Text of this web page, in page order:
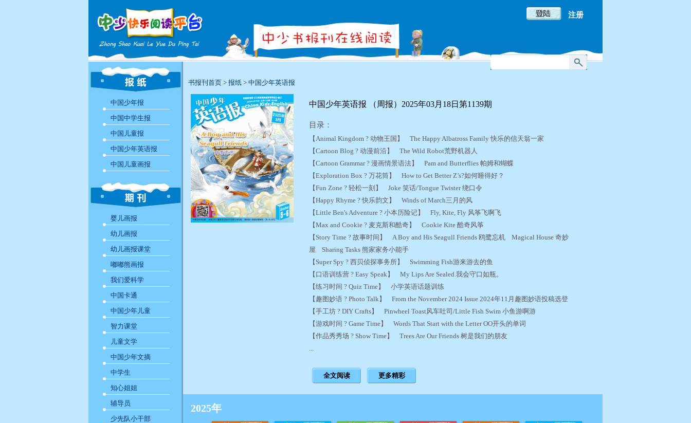
注册
中国少年报
中国中学生报
中国儿童报
中国少年英语报
中国儿童画报
婴儿画报
幼儿画报
幼儿画报课堂
嘟嘟熊画报
我们爱科学
中国卡通
中国少年儿童
智力课堂
儿童文学
中国少年文摘
中学生
知心姐姐
辅导员
少先队小干部
书报刊首页 > 报纸 > 中国少年英语报
中国少年英语报 （周报）2025年03月18日第1139期
目录：
【Animal Kingdom ? 动物王国】 The Happy Albatross Family 快乐的信天翁一家
【Cartoon Blog ? 动漫前沿】 The Wild Robot荒野机器人
【Cartoon Grammar ? 漫画情景语法】 Pam and Butterflies 帕姆和蝴蝶
【Exploration Box ? 万花筒】 How to Get Better Z’s?如何睡得好？
【Fun Zone ? 轻松一刻】 Joke 笑话/Tongue Twister 绕口令
【Happy Rhyme ? 快乐韵文】 Winds of March三月的风
【Little Ben's Adventure ? 小本历险记】 Fly, Kite, Fly 风筝飞啊飞
【Max and Cookie ? 麦克斯和酷奇】 Cookie Kite 酷奇风筝
【Story Time ? 故事时间】 A Boy and His Seagull Friends 鸥鹭忘机 Magical House 奇妙
屋 Sharing Tasks 熊家家务小能手
【Super Spy ? 西贝侦探事务所】 Swimming Fish游来游去的鱼
【口语训练营 ? Easy Speak】 My Lips Are Sealed.我会守口如瓶。
【练习时间 ? Quiz Time】 小学英语话题训练
【趣图妙语 ? Photo Talk】 From the November 2024 Issue 2024年11月趣图妙语投稿选登
【手工坊 ? DIY Crafts】 Pinwheel Toast风车吐司/Little Fish Swim 小鱼游啊游
【游戏时间 ? Game Time】 Words That Start with the Letter OO开头的单词
【作品秀秀场 ? Show Time】 Trees Are Our Friends 树是我们的朋友
...
全文阅读 更多精彩
2025年